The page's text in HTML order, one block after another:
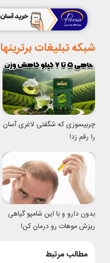
شبکه تبلیغات برترینها
چربیسوزی که شگفتی لاغری آسان
را رقم زد!
بدون دارو و با این شامپو گیاهی
ریزش موهات رو درمان کن!
مطالب مرتبط